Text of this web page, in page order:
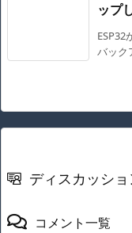
ップ
バック
ディスカッショ
コメント一覧